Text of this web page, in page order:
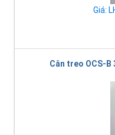
Giá:
Cân treo OCS-